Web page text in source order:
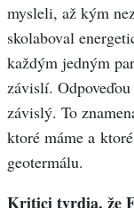
mysleli, až kým
skolaboval
každým jedným
závislí.
závislý. To
ktoré máme a
geotermálu.
Kritici tvrdia, že